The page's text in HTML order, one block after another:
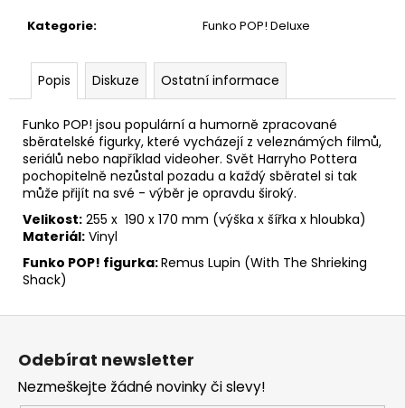
Kategorie: Funko POP! Deluxe
Popis Diskuze Ostatní informace
Funko POP! jsou populární a humorně zpracované
sběratelské figurky, které vycházejí z veleznámých filmů,
seriálů nebo například videoher. Svět Harryho Pottera
pochopitelně nezůstal pozadu a každý sběratel si tak
může přijít na své - výběr je opravdu široký.
Velikost: 255 x 190 x 170 mm (výška x šířka x hloubka)
Materiál: Vinyl
Funko POP! figurka:Remus Lupin (With The Shrieking
Shack)
u
e
HARIBO
V
KRABIČCE
450G,
HARRY
POTTER
139
Kč
Původně:
Kč
Z
Odebírat newsletter
Nezmeškejte žádné novinky či slevy!